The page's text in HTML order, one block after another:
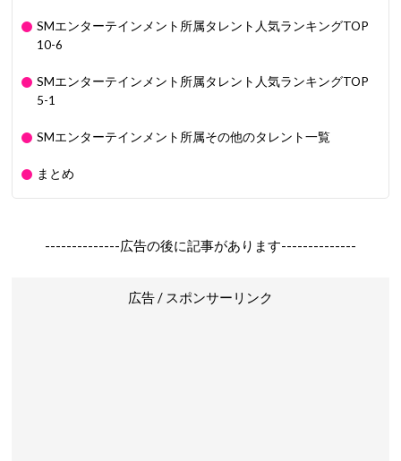
SMエンターテインメント所属タレント人気ランキングTOP
10-6
SMエンターテインメント所属タレント人気ランキングTOP
5-1
SMエンターテインメント所属その他のタレント一覧
まとめ
--------------広告の後に記事があります--------------
広告 / スポンサーリンク